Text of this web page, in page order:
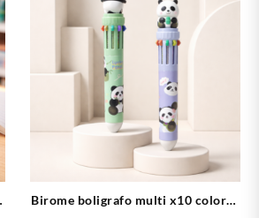
Birome boligrafo multi x10 colores